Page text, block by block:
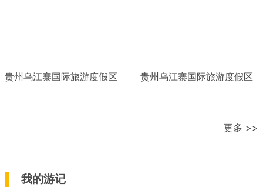
贵州乌江寨国际旅游度假区 贵州乌江寨国际旅游度假区
更多 >>
我的游记